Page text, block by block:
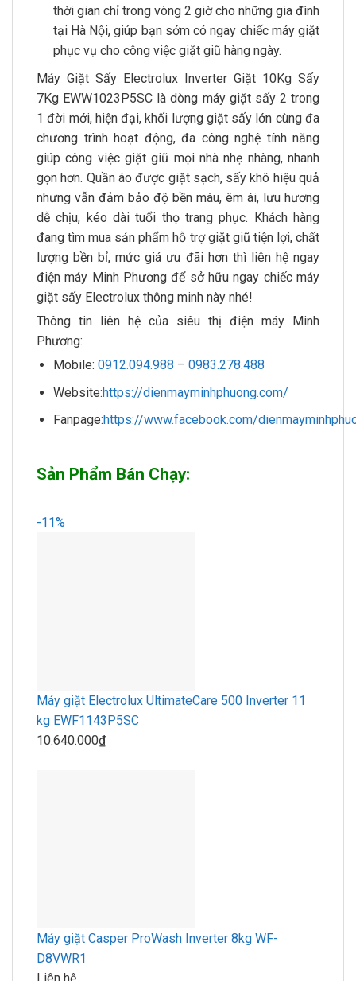
thời gian chỉ trong vòng 2 giờ cho những gia đình
tại Hà Nội, giúp bạn sớm có ngay chiếc máy giặt
phục vụ cho công việc giặt giũ hàng ngày.
Máy Giặt Sấy Electrolux Inverter Giặt 10Kg Sấy
7Kg EWW1023P5SC là dòng máy giặt sấy 2 trong
1 đời mới, hiện đại, khối lượng giặt sấy lớn cùng đa
chương trình hoạt động, đa công nghệ tính năng
giúp công việc giặt giũ mọi nhà nhẹ nhàng, nhanh
gọn hơn. Quần áo được giặt sạch, sấy khô hiệu quả
nhưng vẫn đảm bảo độ bền màu, êm ái, lưu hương
dễ chịu, kéo dài tuổi thọ trang phục. Khách hàng
đang tìm mua sản phẩm hỗ trợ giặt giũ tiện lợi, chất
lượng bền bỉ, mức giá ưu đãi hơn thì liên hệ ngay
điện máy Minh Phương để sở hữu ngay chiếc máy
giặt sấy Electrolux thông minh này nhé!
Thông tin liên hệ của siêu thị điện máy Minh
Phương:
Mobile: 0912.094.988 – 0983.278.488
Website:https://dienmayminhphuong.com/
Fanpage:https://www.facebook.com/
Sản Phẩm Bán Chạy:
-11%
Máy giặt Electrolux UltimateCare 500 Inverter 11
kg EWF1143P5SC
10.640.000₫
Máy giặt Casper ProWash Inverter 8kg WF-
D8VWR1
Liên hệ